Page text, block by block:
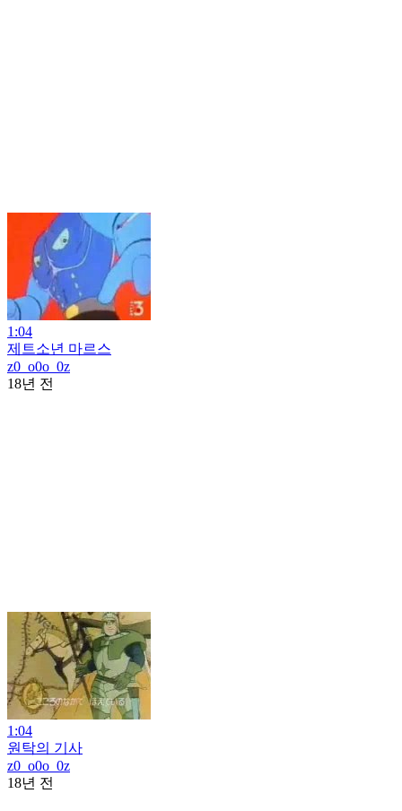
1:04
제트소년 마르스
z0_o0o_0z
18년 전
1:04
원탁의 기사
z0_o0o_0z
18년 전